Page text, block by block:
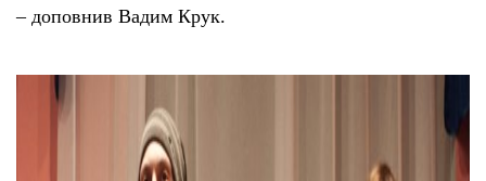
– доповнив Вадим Крук.